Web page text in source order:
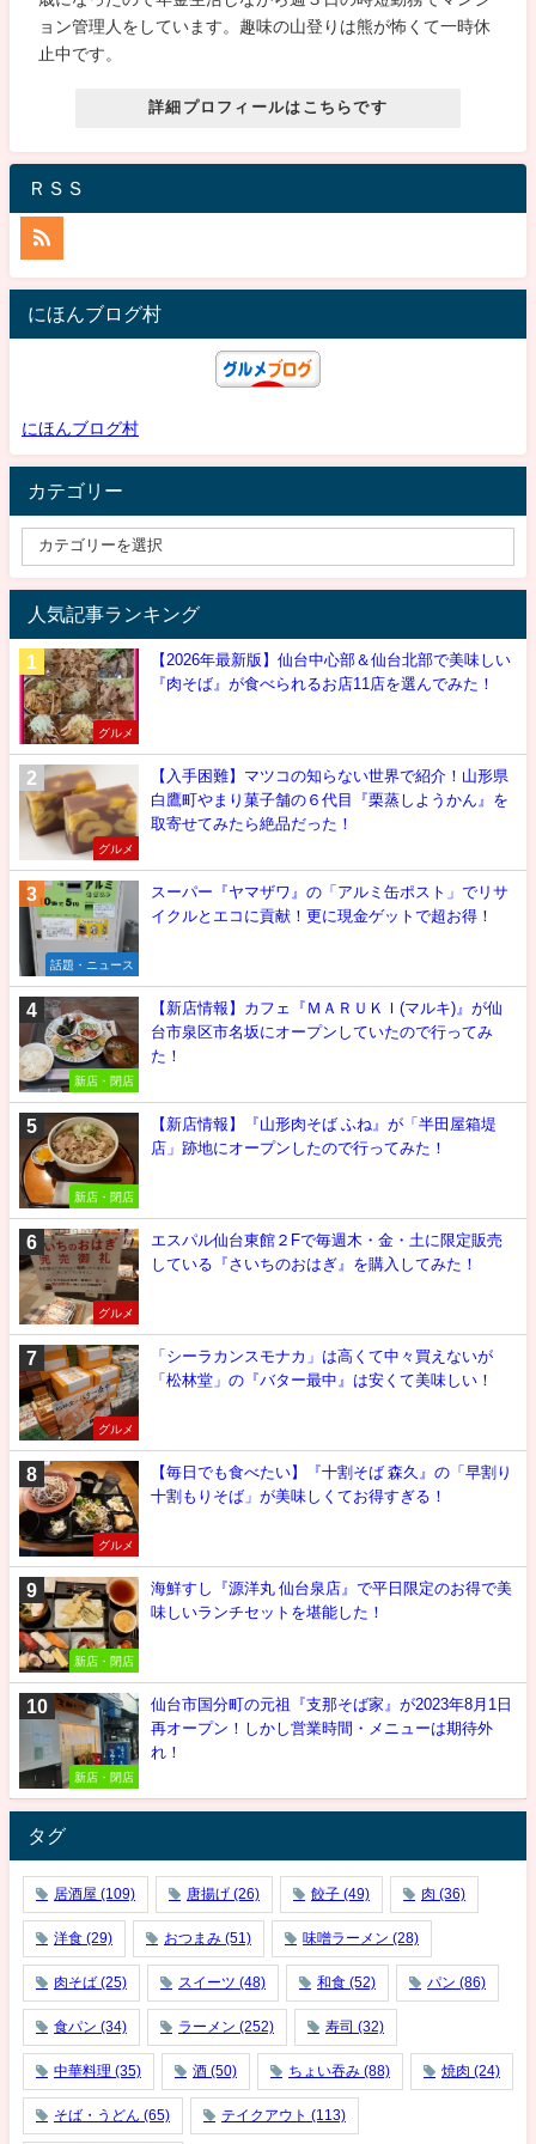
ョン管理人をしています。趣味の山登りは熊が怖くて一時休
止中です。
詳細プロフィールはこちらです
ＲＳＳ
にほんブログ村
にほんブログ村
カテゴリー
人気記事ランキング
グルメ
【2026年最新版】仙台中心部＆仙台北部で美味しい
『肉そば』が食べられるお店11店を選んでみた！
グルメ
【入手困難】マツコの知らない世界で紹介！山形県
白鷹町やまり菓子舗の６代目『栗蒸しようかん』を
取寄せてみたら絶品だった！
話題・ニュース
スーパー『ヤマザワ』の「アルミ缶ポスト」でリサ
イクルとエコに貢献！更に現金ゲットで超お得！
新店・閉店
【新店情報】カフェ『ＭＡＲＵＫＩ(マルキ)』が仙
台市泉区市名坂にオープンしていたので行ってみ
た！
新店・閉店
【新店情報】『山形肉そば ふね』が「半田屋箱堤
店」跡地にオープンしたので行ってみた！
グルメ
エスパル仙台東館２Fで毎週木・金・土に限定販売
している『さいちのおはぎ』を購入してみた！
グルメ
「シーラカンスモナカ」は高くて中々買えないが
「松林堂」の『バター最中』は安くて美味しい！
グルメ
【毎日でも食べたい】『十割そば 森久』の「早割り
十割もりそば」が美味しくてお得すぎる！
新店・閉店
海鮮すし『源洋丸 仙台泉店』で平日限定のお得で美
味しいランチセットを堪能した！
新店・閉店
仙台市国分町の元祖『支那そば家』が2023年8月1日
再オープン！しかし営業時間・メニューは期待外
れ！
タグ
居酒屋 (109) 唐揚げ (26) 餃子 (49) 肉 (36)
洋食 (29) おつまみ (51) 味噌ラーメン (28)
肉そば (25) スイーツ (48) 和食 (52) パン (86)
食パン (34) ラーメン (252) 寿司 (32)
中華料理 (35) 酒 (50) ちょい吞み (88) 焼肉 (24)
そば・うどん (65) テイクアウト (113)